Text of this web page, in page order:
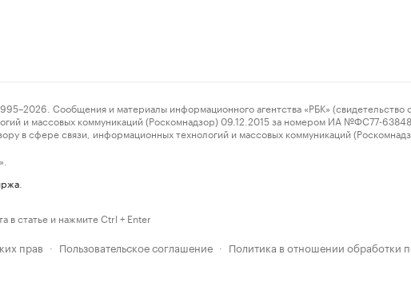
Сообщения и материалы информационного агентства «РБК» (свидетельство
и массовых коммуникаций (Роскомнадзор) 09.12.2015 за номером ИА №ФС77-
в сфере связи, информационных технологий и массовых коммуникаций
в статье и нажмите Ctrl + Enter
прав · Пользовательское соглашение · Политика в отношении обработки